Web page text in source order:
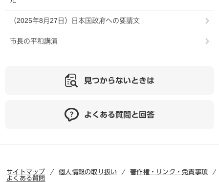
（2025年8月27日）日本国政府への要請文
市長の平和講演
見つからないときは
よくある質問と回答
サイトマップ 個人情報の取り扱い
著作権・リンク・免責事項
よくある質問